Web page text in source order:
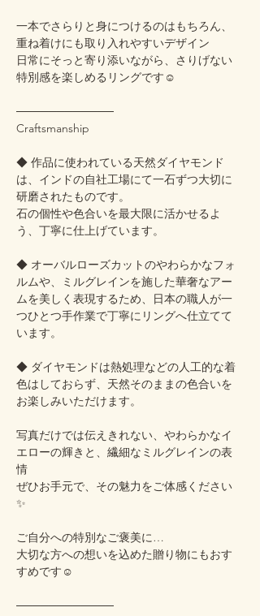
一本でさらりと身につけるのはもちろん、
重ね着けにも取り入れやすいデザイン
日常にそっと寄り添いながら、さりげない
特別感を楽しめるリングです☺️
────────────
Craftsmanship
◆ 作品に使われている天然ダイヤモンド
は、インドの自社工場にて一石ずつ大切に
研磨されたものです。
石の個性や色合いを最大限に活かせるよ
う、丁寧に仕上げています。
◆ オーバルローズカットのやわらかなフォ
ルムや、ミルグレインを施した華奢なアー
ムを美しく表現するため、日本の職人が一
つひとつ手作業で丁寧にリングへ仕立てて
います。
◆ ダイヤモンドは熱処理などの人工的な着
色はしておらず、天然そのままの色合いを
お楽しみいただけます。
写真だけでは伝えきれない、やわらかなイ
エローの輝きと、繊細なミルグレインの表
情
ぜひお手元で、その魅力をご体感ください
✨
ご自分への特別なご褒美に…
大切な方への想いを込めた贈り物にもおす
すめです☺️
────────────